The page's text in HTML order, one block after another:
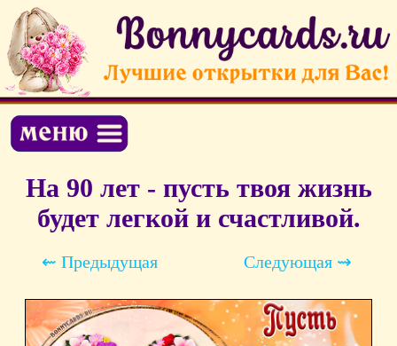
На 90 лет - пусть твоя жизнь
будет легкой и счастливой.
⇜ Предыдущая Следующая ⇝